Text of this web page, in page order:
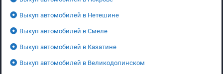
Выкуп автомобилей в Нетешине
Выкуп автомобилей в Смеле
Выкуп автомобилей в Казатине
Выкуп автомобилей в Великодолинском